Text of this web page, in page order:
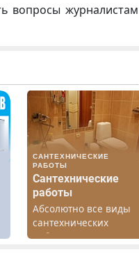
вопросы журналистам
САНТЕХНИЧЕСКИЕ
РАБОТЫ
Сантехнические
работы
Абсолютно все виды
сантехнических
работ. Быстро.